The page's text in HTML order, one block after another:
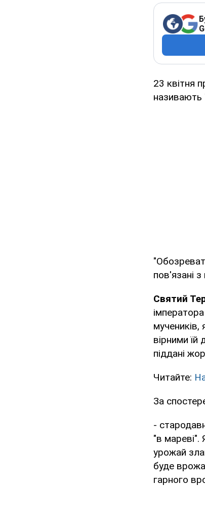
23 квітня
називають
пов'язані
Святий
мучеників,
вірними
піддані
Читайте:
За
-
"в
урожай
буде
гарного